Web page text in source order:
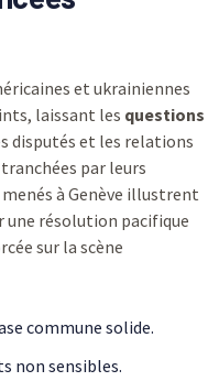
et ukrainiennes
laissant les questions
disputés et les relations
par leurs
à Genève illustrent
une résolution pacifique
sur la scène
commune solide.
non sensibles.